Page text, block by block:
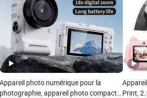
Appareil photo numérique pour la
photographie, appareil photo compact
Print,